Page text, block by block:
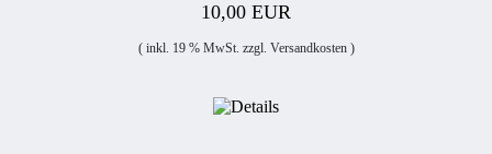
10,00 EUR
( inkl. 19 % MwSt. zzgl. Versandkosten)